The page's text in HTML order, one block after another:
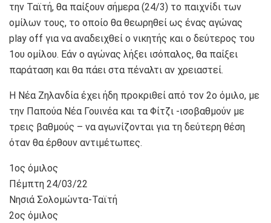
την Ταϊτή, θα παίξουν σήμερα (24/3) το παιχνίδι των
ομίλων τους, το οποίο θα θεωρηθεί ως ένας αγώνας
play off για να αναδειχθεί ο νικητής και ο δεύτερος του
1ου ομίλου. Εάν ο αγώνας λήξει ισόπαλος, θα παίξει
παράταση και θα πάει στα πέναλτι αν χρειαστεί.
Η Νέα Ζηλανδία έχει ήδη προκριθεί από τον 2ο όμιλο, με
την Παπούα Νέα Γουινέα και τα Φίτζι -ισοβαθμούν με
τρεις βαθμούς – να αγωνίζονται για τη δεύτερη θέση
όταν θα έρθουν αντιμέτωπες.
1ος όμιλος
Πέμπτη 24/03/22
Νησιά Σολομώντα-Ταϊτή
2ος όμιλος